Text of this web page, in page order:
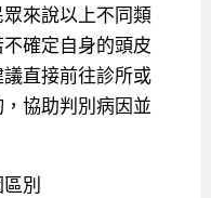
來說以上不同類
確定自身的頭皮
直接前往診所或
協助判別病因並
別